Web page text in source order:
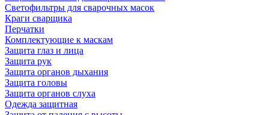
Светофильтры для сварочных масок
Краги сварщика
Перчатки
Комплектующие к маскам
Защита глаз и лица
Защита рук
Защита органов дыхания
Защита головы
Защита органов слуха
Одежда защитная